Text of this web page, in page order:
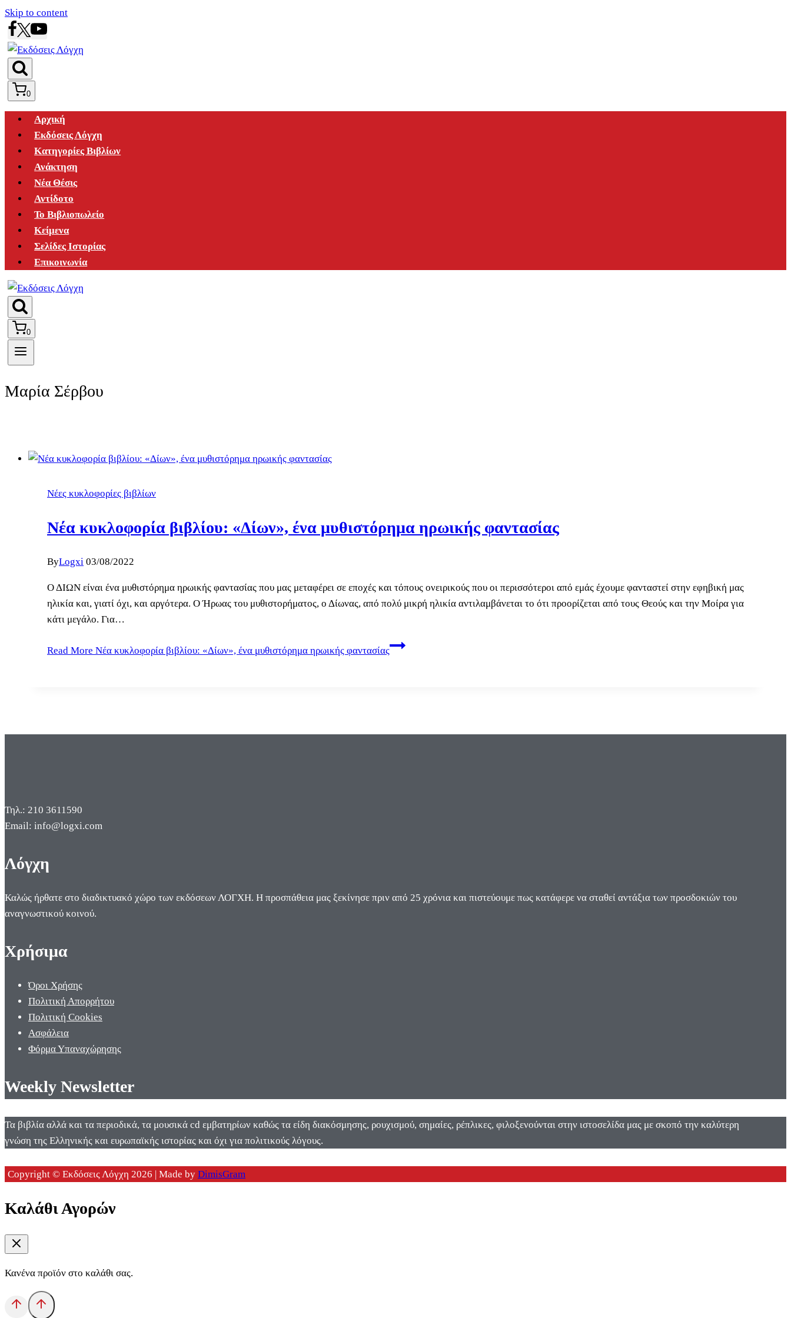
Skip to content
0
Αρχική
Εκδόσεις Λόγχη
Κατηγορίες Βιβλίων
Ανάκτηση
Νέα Θέσις
Αντίδοτο
Το Βιβλιοπωλείο
Κείμενα
Σελίδες Ιστορίας
Επικοινωνία
0
Μαρία Σέρβου
Νέες κυκλοφορίες βιβλίων
Νέα κυκλοφορία βιβλίου: «Δίων», ένα μυθιστόρημα ηρωικής φαντασίας
ByLogxi 03/08/2022
Ο ΔΙΩΝ είναι ένα μυθιστόρημα ηρωικής φαντασίας που μας μεταφέρει σε εποχές και τόπους ονειρικούς που οι περισσότεροι από εμάς έχουμε φανταστεί στην εφηβική μας
ηλικία και, γιατί όχι, και αργότερα. Ο Ήρωας του μυθιστορήματος, ο Δίωνας, από πολύ μικρή ηλικία αντιλαμβάνεται το ότι προορίζεται από τους Θεούς και την Μοίρα για
κάτι μεγάλο. Για…
Read More Νέα κυκλοφορία βιβλίου: «Δίων», ένα μυθιστόρημα ηρωικής φαντασίας
Τηλ.: 210 3611590
Email: info@logxi.com
Λόγχη
Καλώς ήρθατε στο διαδικτυακό χώρο των εκδόσεων ΛΟΓΧΗ. Η προσπάθεια μας ξεκίνησε πριν από 25 χρόνια και πιστεύουμε πως κατάφερε να σταθεί αντάξια των προσδοκιών του
αναγνωστικού κοινού.
Χρήσιμα
Όροι Χρήσης
Πολιτική Απορρήτου
Πολιτική Cookies
Ασφάλεια
Φόρμα Υπαναχώρησης
Weekly Newsletter
Τα βιβλία αλλά και τα περιοδικά, τα μουσικά cd εμβατηρίων καθώς τα είδη διακόσμησης, ρουχισμού, σημαίες, ρέπλικες, φιλοξενούνται στην ιστοσελίδα μας με σκοπό την καλύτερη
γνώση της Ελληνικής και ευρωπαϊκής ιστορίας και όχι για πολιτικούς λόγους.
Copyright © Εκδόσεις Λόγχη 2026 | Made by DimisGram
Καλάθι Αγορών
Κανένα προϊόν στο καλάθι σας.